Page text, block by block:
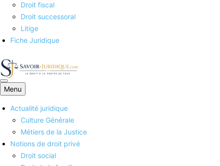
Droit fiscal
Droit successoral
Litige
Fiche Juridique
Savoirs juridiques
Menu
Actualité juridique
Culture Générale
Métiers de la Justice
Notions de droit privé
Droit social